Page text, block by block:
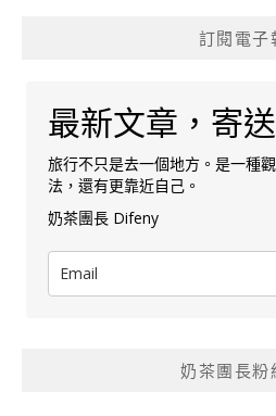
訂閱電子
最新文章，寄
旅行不只是去一個地方。是一種
法，還有更靠近自己。
奶茶團長 Difeny
奶茶團長粉